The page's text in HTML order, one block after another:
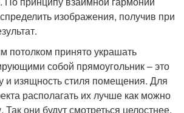
изображения, получив при
потолком принято украшать
собой прямоугольник – это
и изящность стиля помещения. Для
располагать их лучше как можно
Так они будут смотреться целостнее,